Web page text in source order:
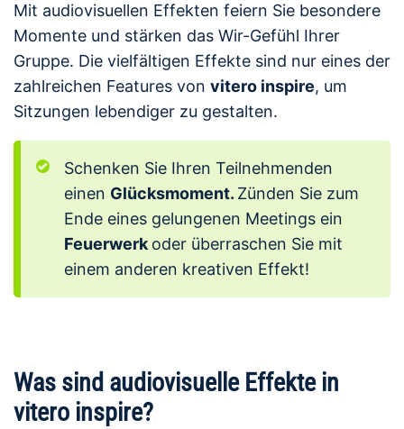
Mit audiovisuellen Effekten feiern Sie besondere
Momente und stärken das Wir-Gefühl Ihrer
Gruppe. Die vielfältigen Effekte sind nur eines der
zahlreichen Features von vitero inspire, um
Sitzungen lebendiger zu gestalten.
Schenken Sie Ihren Teilnehmenden
einen Glücksmoment. Zünden Sie zum
Ende eines gelungenen Meetings ein
Feuerwerk oder überraschen Sie mit
einem anderen kreativen Effekt!
Was sind audiovisuelle Effekte in
vitero inspire?